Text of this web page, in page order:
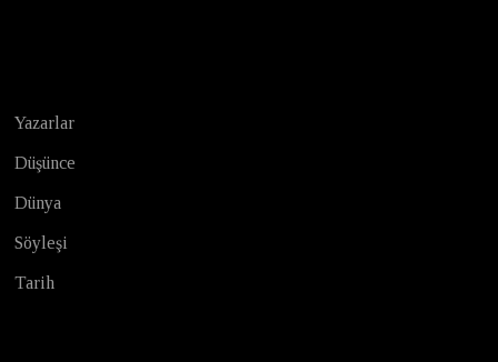
Yazarlar
Düşünce
Dünya
Söyleşi
Tarih